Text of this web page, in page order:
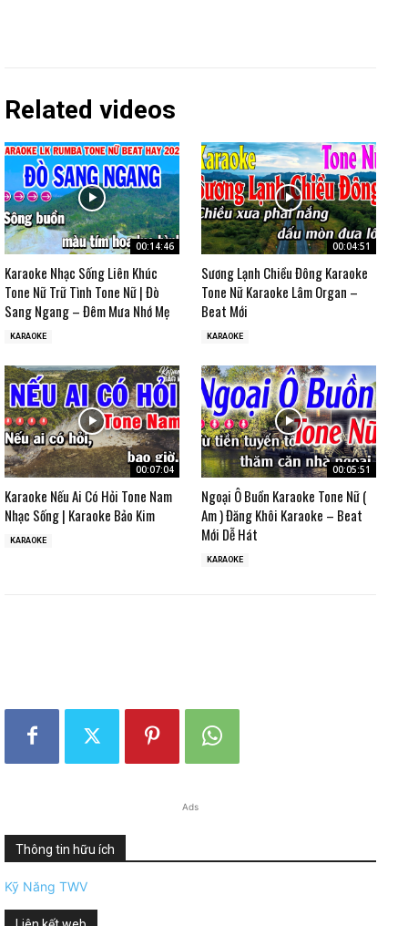
Related videos
00:14:46
Karaoke Nhạc Sống Liên Khúc
Tone Nữ Trữ Tình Tone Nữ | Đò
Sang Ngang – Đêm Mưa Nhớ Mẹ
KARAOKE
00:04:51
Sương Lạnh Chiều Đông Karaoke
Tone Nữ Karaoke Lâm Organ –
Beat Mới
KARAOKE
00:07:04
Karaoke Nếu Ai Có Hỏi Tone Nam
Nhạc Sống | Karaoke Bảo Kim
KARAOKE
00:05:51
Ngoại Ô Buồn Karaoke Tone Nữ (
Am ) Đăng Khôi Karaoke – Beat
Mới Dễ Hát
KARAOKE
Ads
Thông tin hữu ích
Kỹ Năng TWV